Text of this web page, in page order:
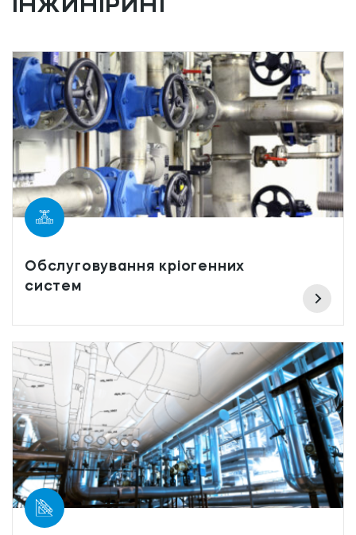
ІНЖИНІРИНГ
Обслуговування кріогенних
систем